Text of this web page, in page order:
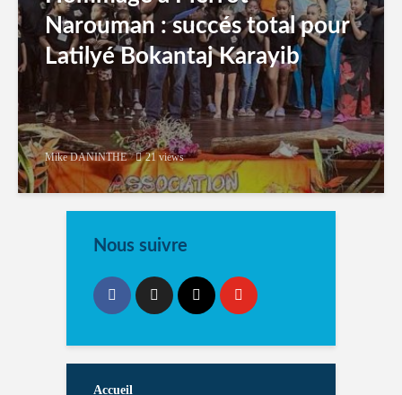
Narouman : succés total pour
Latilyé Bokantaj Karayib
Mike DANINTHE 21 views
Nous suivre
Accueil